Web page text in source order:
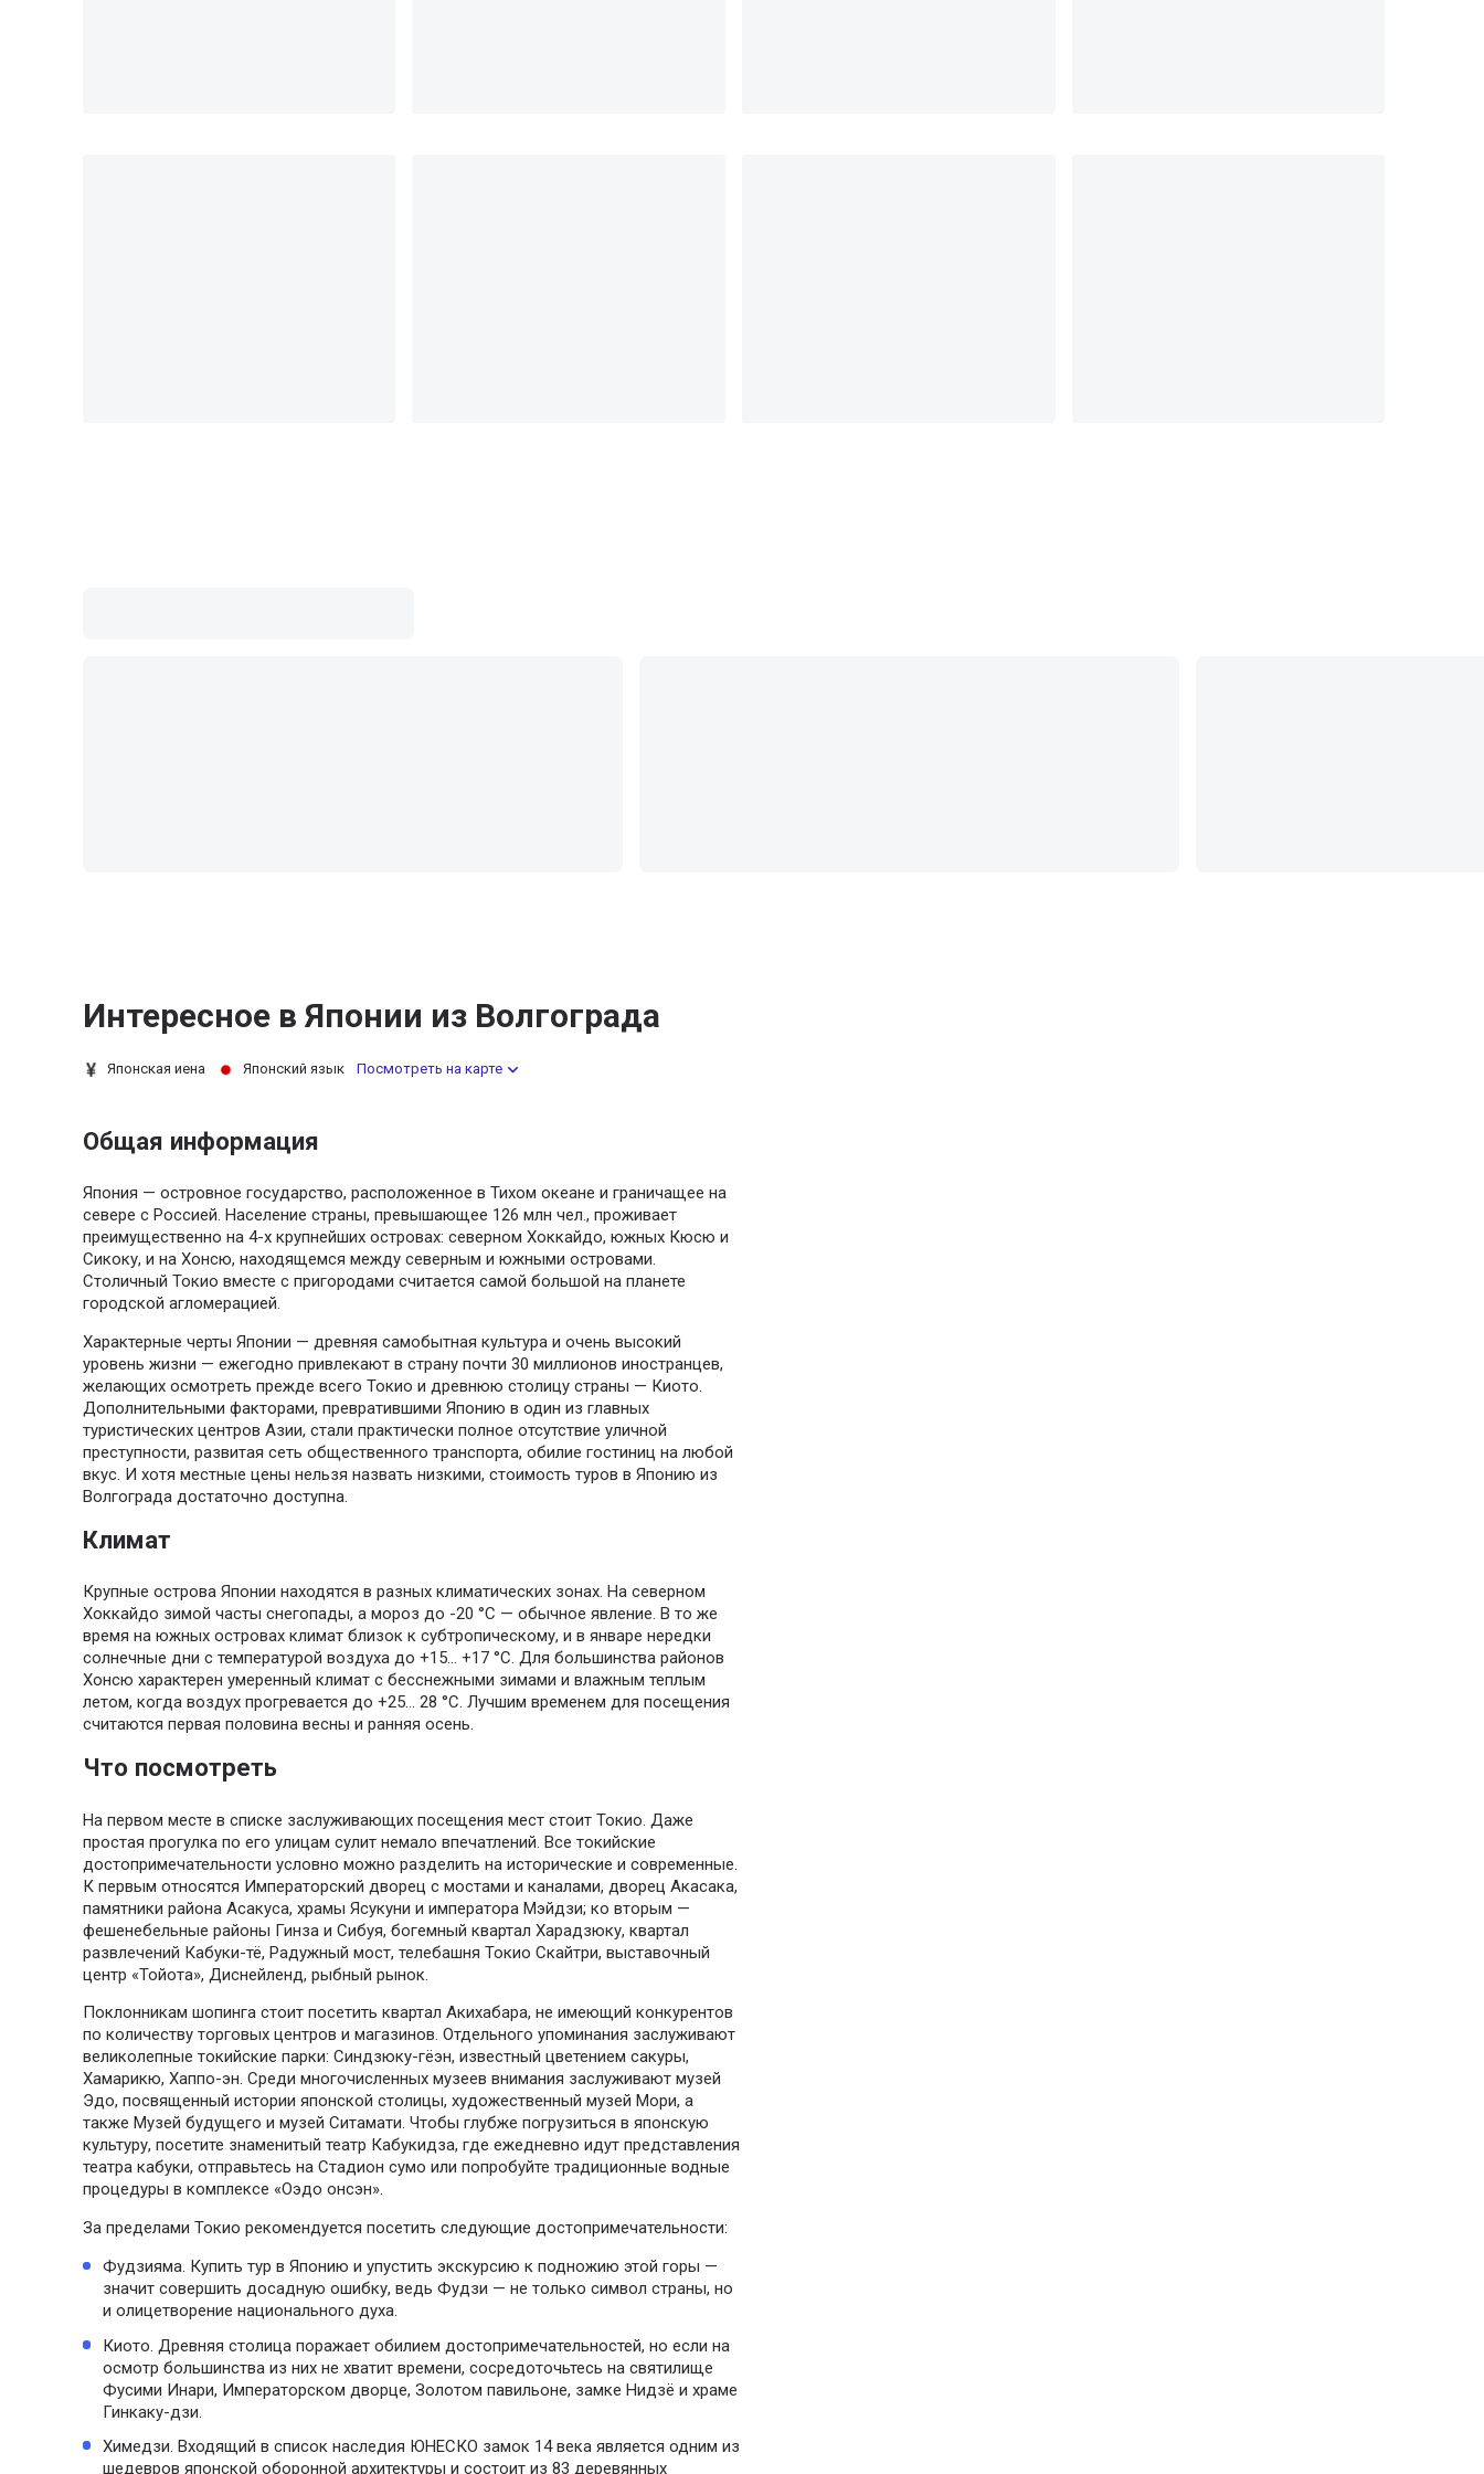
Интересное в Японии из Волгограда
Японская иена Японский язык Посмотреть на карте
Общая информация
Япония — островное государство, расположенное в Тихом океане и граничащее на
севере с Россией. Население страны, превышающее 126 млн чел., проживает
преимущественно на 4-х крупнейших островах: северном Хоккайдо, южных Кюсю и
Сикоку, и на Хонсю, находящемся между северным и южными островами.
Столичный Токио вместе с пригородами считается самой большой на планете
городской агломерацией.
Характерные черты Японии — древняя самобытная культура и очень высокий
уровень жизни — ежегодно привлекают в страну почти 30 миллионов иностранцев,
желающих осмотреть прежде всего Токио и древнюю столицу страны — Киото.
Дополнительными факторами, превратившими Японию в один из главных
туристических центров Азии, стали практически полное отсутствие уличной
преступности, развитая сеть общественного транспорта, обилие гостиниц на любой
вкус. И хотя местные цены нельзя назвать низкими, стоимость туров в Японию из
Волгограда достаточно доступна.
Климат
Крупные острова Японии находятся в разных климатических зонах. На северном
Хоккайдо зимой часты снегопады, а мороз до -20 °С — обычное явление. В то же
время на южных островах климат близок к субтропическому, и в январе нередки
солнечные дни с температурой воздуха до +15… +17 °С. Для большинства районов
Хонсю характерен умеренный климат с бесснежными зимами и влажным теплым
летом, когда воздух прогревается до +25… 28 °С. Лучшим временем для посещения
считаются первая половина весны и ранняя осень.
Что посмотреть
На первом месте в списке заслуживающих посещения мест стоит Токио. Даже
простая прогулка по его улицам сулит немало впечатлений. Все токийские
достопримечательности условно можно разделить на исторические и современные.
К первым относятся Императорский дворец с мостами и каналами, дворец Акасака,
памятники района Асакуса, храмы Ясукуни и императора Мэйдзи; ко вторым —
фешенебельные районы Гинза и Сибуя, богемный квартал Харадзюку, квартал
развлечений Кабуки-тё, Радужный мост, телебашня Токио Скайтри, выставочный
центр «Тойота», Диснейленд, рыбный рынок.
Поклонникам шопинга стоит посетить квартал Акихабара, не имеющий конкурентов
по количеству торговых центров и магазинов. Отдельного упоминания заслуживают
великолепные токийские парки: Синдзюку-гёэн, известный цветением сакуры,
Хамарикю, Хаппо-эн. Среди многочисленных музеев внимания заслуживают музей
Эдо, посвященный истории японской столицы, художественный музей Мори, а
также Музей будущего и музей Ситамати. Чтобы глубже погрузиться в японскую
культуру, посетите знаменитый театр Кабукидза, где ежедневно идут представления
театра кабуки, отправьтесь на Стадион сумо или попробуйте традиционные водные
процедуры в комплексе «Оэдо онсэн».
За пределами Токио рекомендуется посетить следующие достопримечательности:
Фудзияма. Купить тур в Японию и упустить экскурсию к подножию этой горы —
значит совершить досадную ошибку, ведь Фудзи — не только символ страны, но
и олицетворение национального духа.
Киото. Древняя столица поражает обилием достопримечательностей, но если на
осмотр большинства из них не хватит времени, сосредоточьтесь на святилище
Фусими Инари, Императорском дворце, Золотом павильоне, замке Нидзё и храме
Гинкаку-дзи.
Химедзи. Входящий в список наследия ЮНЕСКО замок 14 века является одним из
шедевров японской оборонной архитектуры и состоит из 83 деревянных